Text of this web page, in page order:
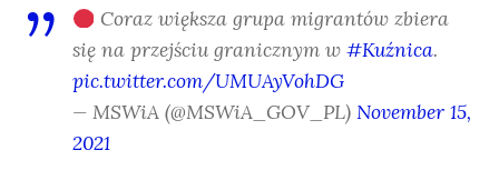
Coraz większa grupa migrantów zbiera
się na przejściu granicznym w #Kuźnica.
pic.twitter.com/UMUAyVohDG
— MSWiA (@MSWiA_GOV_PL) November 15,
2021